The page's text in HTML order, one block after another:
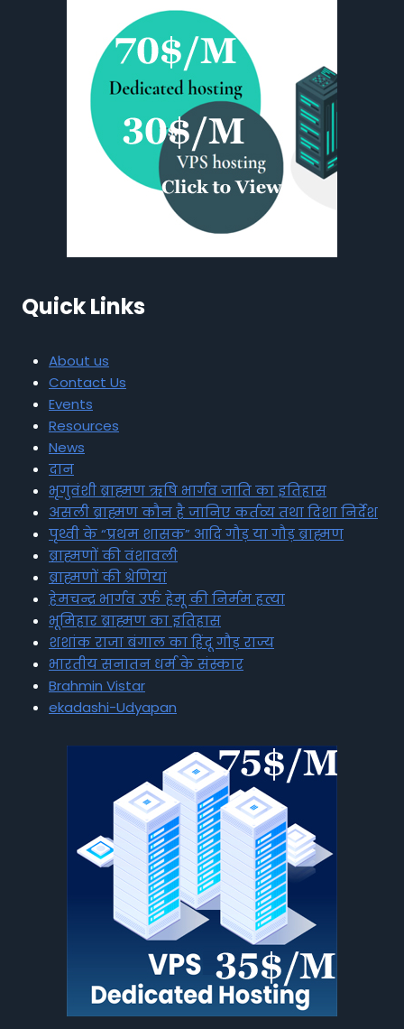
Quick Links
About us
Contact Us
Events
Resources
News
दान
भृगुवंशी ब्राह्मण ऋषि भार्गव जाति का इतिहास
असली ब्राह्मण कौन है जानिए कर्तव्य तथा दिशा निर्देश
पृथ्वी के “प्रथम शासक” आदि गौड़ या गौड़ ब्राह्मण
ब्राह्मणों की वंशावली
ब्राह्मणों की श्रेणियां
हेमचन्द्र भार्गव उर्फ हेमू की निर्मम हत्या
भूमिहार ब्राह्मण का इतिहास
शशांक राजा बंगाल का हिंदू गौड़ राज्य
भारतीय सनातन धर्म के संस्कार
Brahmin Vistar
ekadashi-Udyapan